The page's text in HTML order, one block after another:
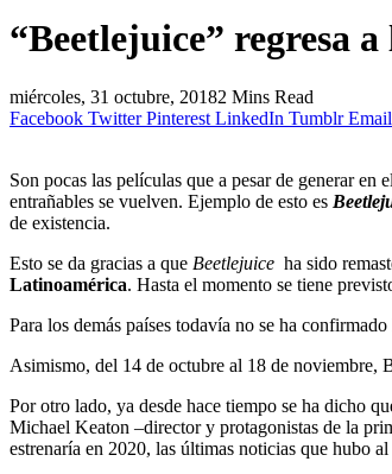
“Beetlejuice” regresa
miércoles, 31 octubre, 20182 Mins Read
Facebook Twitter Pinterest LinkedIn Tumblr Email
Son pocas las películas que a pesar de generar
entrañables se vuelven. Ejemplo de esto es
de existencia.
Esto se da gracias a que Beetlejuice ha sido
Latinoamérica. Hasta el momento se tiene
Para los demás países todavía no se ha
Asimismo, del 14 de octubre al 18 de noviembre,
Por otro lado, ya desde hace tiempo se ha dicho
Michael Keaton –director y protagonistas de la
estrenaría en 2020, las últimas noticias que hubo